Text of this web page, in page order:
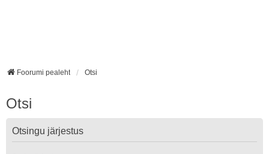
Foorumi pealeht Otsi
Otsi
Otsingu järjestus